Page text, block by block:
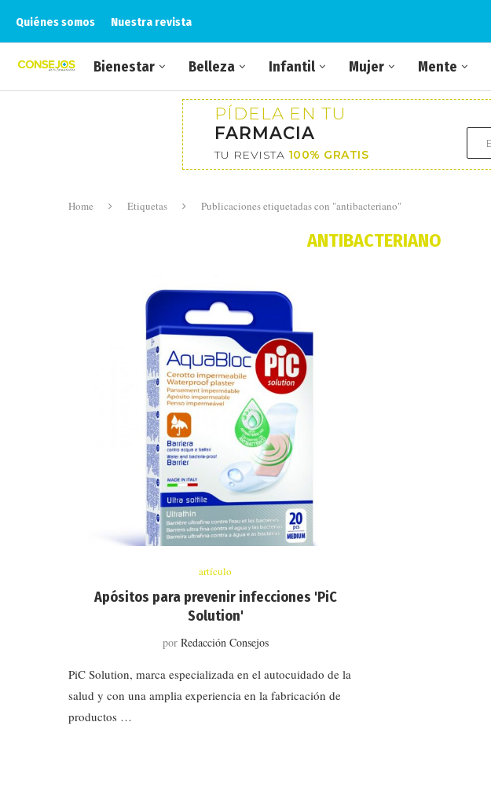
Quiénes somos Nuestra revista
Bienestar Belleza Infantil Mujer Mente
PÍDELA EN TU
FARMACIA
TU REVISTA 100% GRATIS
Home Etiquetas Publicaciones etiquetadas con "antibacteriano"
ANTIBACTERIANO
artículo
Apósitos para prevenir infecciones 'PiC
Solution'
por Redacción Consejos
PiC Solution, marca especializada en el autocuidado de la
salud y con una amplia experiencia en la fabricación de
productos …